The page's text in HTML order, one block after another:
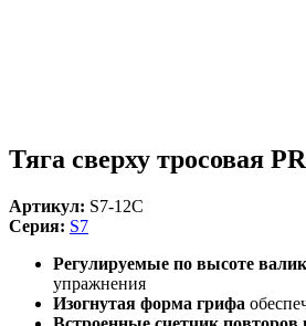
Тяга сверху тросовая
Артикул: S7-12C
Серия: S7
Регулируемые по высоте
упражнения
Изогнутая форма грифа